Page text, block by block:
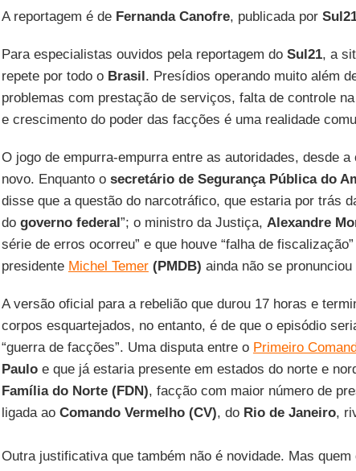
A reportagem é de Fernanda Canofre, publicada por
Para especialistas ouvidos pela reportagem do Sul21, a
repete por todo o Brasil. Presídios operando muito além
problemas com prestação de serviços, falta de controle
e crescimento do poder das facções é uma realidade
O jogo de empurra-empurra entre as autoridades, desde
novo. Enquanto o secretário de Segurança Pública do
disse que a questão do narcotráfico, que estaria por trás
do governo federal”; o ministro da Justiça, Alexandre
série de erros ocorreu” e que houve “falha de
presidente Michel Temer(PMDB) ainda não se
A versão oficial para a rebelião que durou 17 horas e
corpos esquartejados, no entanto, é de que o episódio
“guerra de facções”. Uma disputa entre o Primeiro
Pauloe que já estaria presente em estados do norte e
Família do Norte (FDN), facção com maior número de
ligada ao Comando Vermelho (CV), do Rio de Janeiro,
Outra justificativa que também não é novidade. Mas